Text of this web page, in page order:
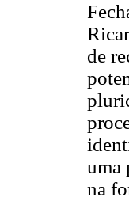
de
uma
na